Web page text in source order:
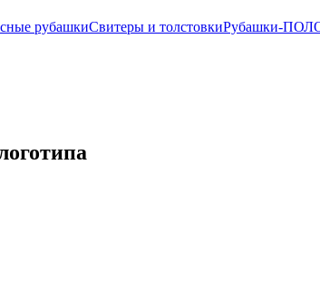
рубашкиСвитеры и толстовкиРубашки-